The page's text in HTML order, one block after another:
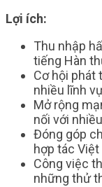
Lợi ích:
Thu nhập
tiếng Hàn
Cơ hội phát
nhiều lĩnh
Mở rộng
nối với
Đóng góp
hợp tác
Công việc
những thử